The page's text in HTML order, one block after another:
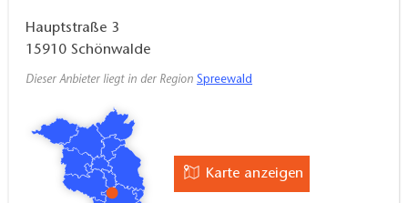
Hauptstraße 3
15910 Schönwalde
Dieser Anbieter liegt in der Region Spreewald
Karte anzeigen